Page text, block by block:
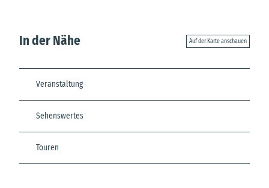
In der Nähe Auf der Karte anschauen
Veranstaltung
Sehenswertes
Touren